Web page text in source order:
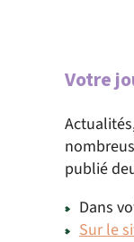
Votre
publié
Dans
Sur le